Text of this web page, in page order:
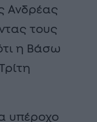
Ανδρέας
τους
η Βάσω
υπέροχο